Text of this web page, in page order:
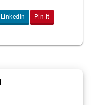
LinkedIn Pin It